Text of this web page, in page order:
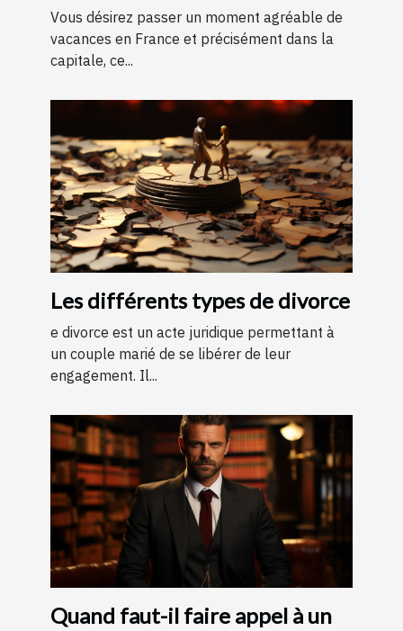
Vous désirez passer un moment agréable de
vacances en France et précisément dans la
capitale, ce...
Les différents types de divorce
e divorce est un acte juridique permettant à
un couple marié de se libérer de leur
engagement. Il...
Quand faut-il faire appel à un